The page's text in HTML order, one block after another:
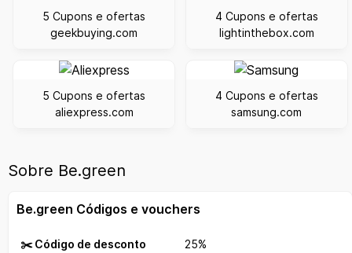
5 Cupons e ofertas
geekbuying.com
4 Cupons e ofertas
lightinthebox.com
5 Cupons e ofertas
aliexpress.com
4 Cupons e ofertas
samsung.com
Sobre Be.green
Be.green Códigos e vouchers
✂️ Código de desconto 25%